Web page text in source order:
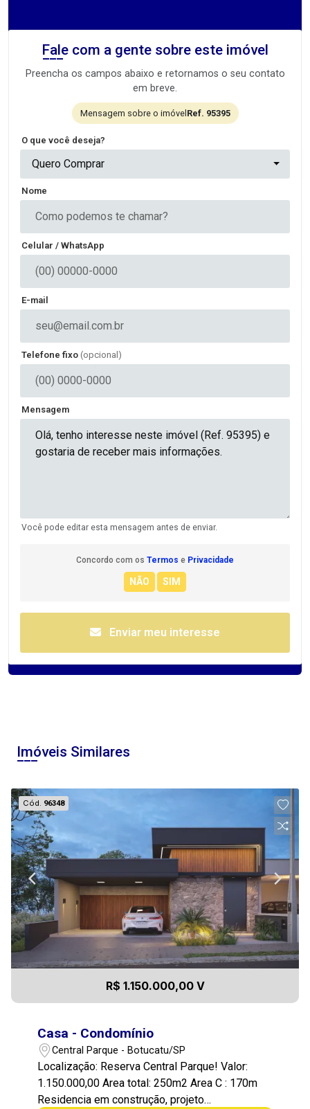
Fale com a gente sobre este imóvel
Preencha os campos abaixo e retornamos o seu contato
em breve.
Mensagem sobre o imóvel Ref. 95395
O que você deseja?
Quero Comprar
Nome
Celular / WhatsApp
E-mail
Telefone fixo (opcional)
Mensagem
Você pode editar esta mensagem antes de enviar.
Concordo com os Termos e Privacidade
Enviar meu interesse
Imóveis Similares
Cód. 96348
R$ 1.150.000,00 V
Casa - Condomínio
Central Parque - Botucatu/SP
Localização: Reserva Central Parque! Valor:
1.150.000,00 Area total: 250m2 Area C : 170m
Residencia em construção, projeto